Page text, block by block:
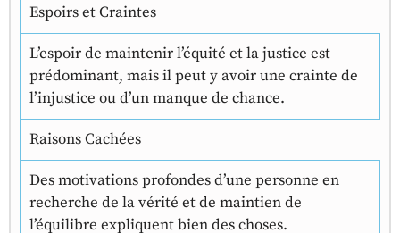
Espoirs et Craintes
L’espoir de maintenir l’équité et la justice est
prédominant, mais il peut y avoir une crainte de
l’injustice ou d’un manque de chance.
Raisons Cachées
Des motivations profondes d’une personne en
recherche de la vérité et de maintien de
l’équilibre expliquent bien des choses.